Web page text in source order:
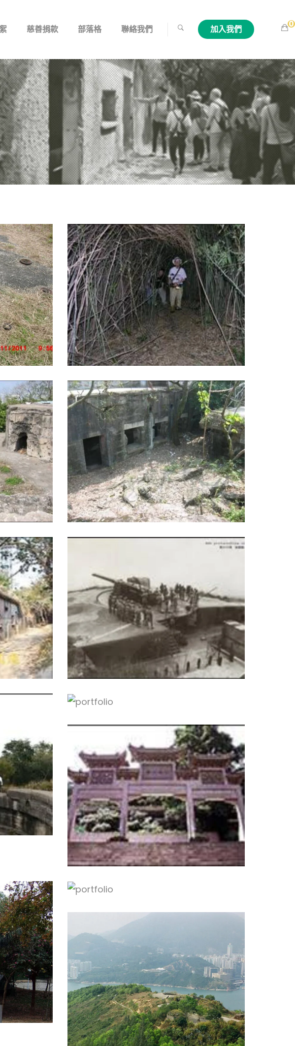
慈善捐款 部落格 聯絡我們 加入我們 0